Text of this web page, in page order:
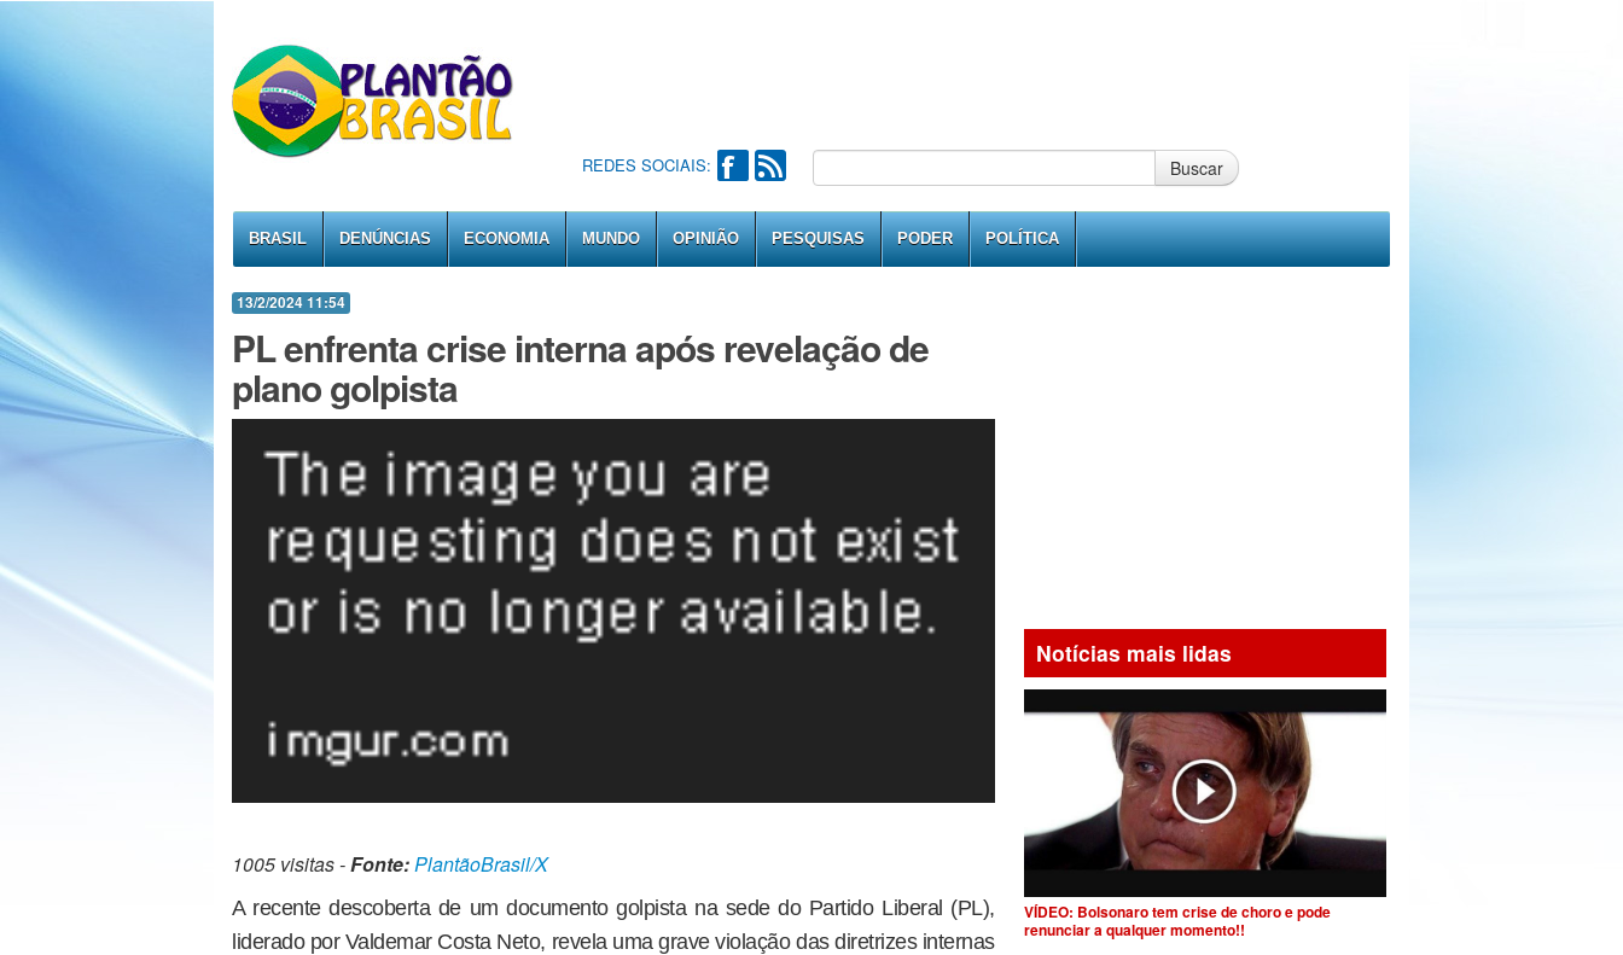
REDES SOCIAIS: Buscar
BRASIL DENÚNCIAS ECONOMIA MUNDO OPINIÃO PESQUISAS PODER POLÍTICA
13/2/2024 11:54
PL enfrenta crise interna após revelação de
plano golpista
1005 visitas -Fonte:PlantãoBrasil/X
A recente descoberta de um documento golpista na sede do Partido Liberal (PL),
liderado por Valdemar Costa Neto, revela uma grave violação das diretrizes internas
Notícias mais lidas
VÍDEO: Bolsonaro tem crise de choro e pode
renunciar a qualquer momento!!